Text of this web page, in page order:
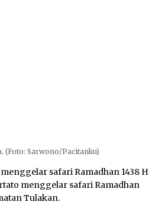
(Foto: Sarwono/Pacitanku)
safari Ramadhan 1438 H
menggelar safari Ramadhan
Tulakan.